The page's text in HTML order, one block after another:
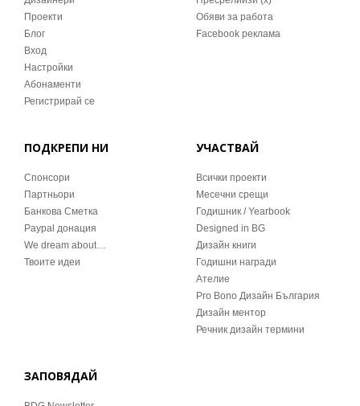
Проекти
Блог
Вход
Настройки
Абонаменти
Регистрирай се
Обяви за работа
Facebook реклама
ПОДКРЕПИ НИ
Спонсори
Партньори
Банкова Сметка
Paypal донация
We dream about…
Твоите идеи
УЧАСТВАЙ
Всички проекти
Месечни срещи
Годишник / Yearbook
Designed in BG
Дизайн книги
Годишни награди
Ателие
Pro Bono Дизайн България
Дизайн ментор
Речник дизайн термини
ЗАПОВЯДАЙ